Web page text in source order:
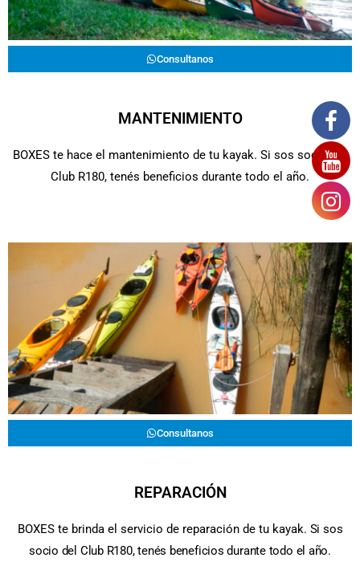
Consultanos
MANTENIMIENTO
BOXES te hace el mantenimiento de tu kayak. Si sos socio del
Club R180, tenés beneficios durante todo el año.
Consultanos
REPARACIÓN
BOXES te brinda el servicio de reparación de tu kayak. Si sos
socio del Club R180, tenés beneficios durante todo el año.